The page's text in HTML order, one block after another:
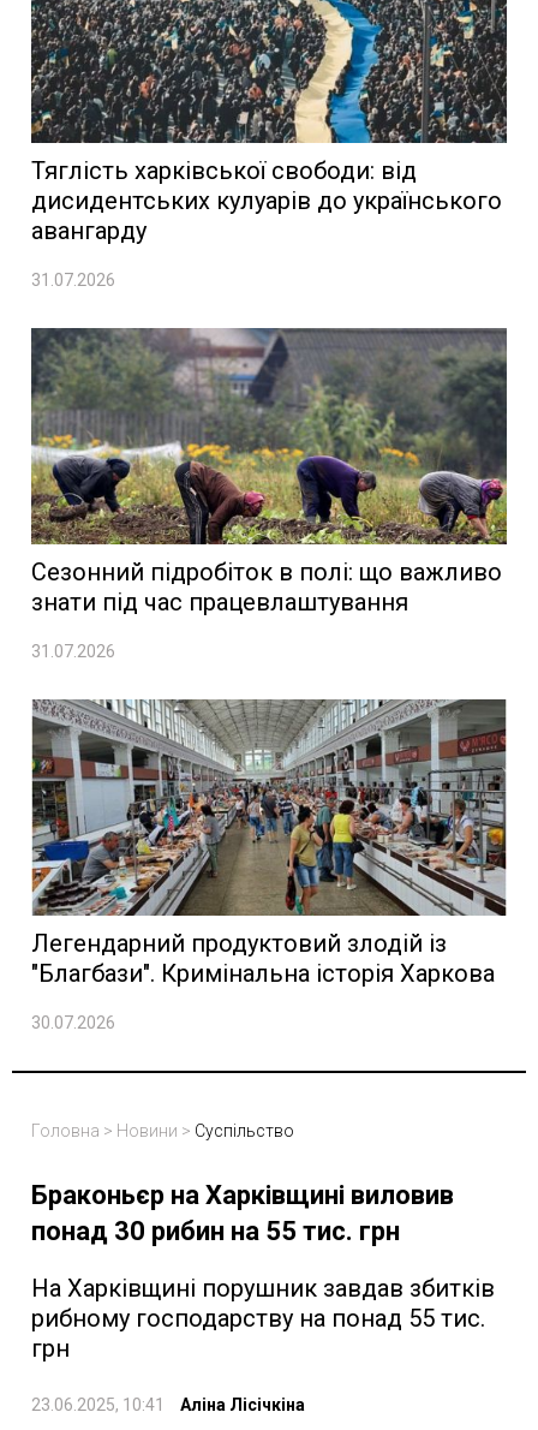
Тяглість харківської свободи: від
дисидентських кулуарів до українського
авангарду
31.07.2026
Сезонний підробіток в полі: що важливо
знати під час працевлаштування
31.07.2026
Легендарний продуктовий злодій із
"Благбази". Кримінальна історія Харкова
30.07.2026
Головна > Новини > Суспільство
Браконьєр на Харківщині виловив
понад 30 рибин на 55 тис. грн
На Харківщині порушник завдав збитків
рибному господарству на понад 55 тис.
грн
23.06.2025, 10:41 Аліна Лісічкіна